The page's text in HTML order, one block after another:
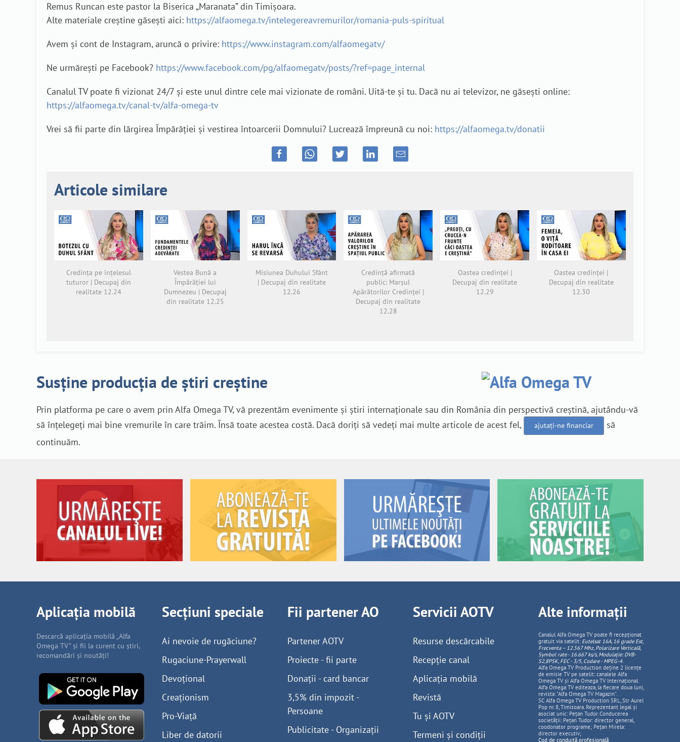
Remus Runcan este pastor la Biserica „Maranata” din Timișoara.
Alte materiale creștine găsești aici: https://alfaomega.tv/intelegereavremurilor/romania-puls-spiritual
Avem și cont de Instagram, aruncă o privire: https://www.instagram.com/alfaomegatv/
Ne urmărești pe Facebook? https://www.facebook.com/pg/alfaomegatv/posts/?ref=page_internal
Canalul TV poate fi vizionat 24/7 și este unul dintre cele mai vizionate de români. Uită-te și tu. Dacă nu ai televizor, ne găsești online:
https://alfaomega.tv/canal-tv/alfa-omega-tv
Vrei să fii parte din lărgirea Împărăției și vestirea întoarcerii Domnului? Lucrează împreună cu noi: https://alfaomega.tv/donatii
Articole similare
Credința pe înțelesul
tuturor | Decupaj din
realitate 12.24
Vestea Bună a
Împărăției lui
Dumnezeu | Decupaj
din realitate 12.25
Misiunea Duhului Sfânt
| Decupaj din realitate
12.26
Credință afirmată
public: Marșul
Apărătorilor Credinței |
Decupaj din realitate
12.28
Oastea credinței |
Decupaj din realitate
12.29
Oastea credinței |
Decupaj din realitate
12.30
Susține producția de știri creștine
Prin platforma pe care o avem prin Alfa Omega TV, vă prezentăm evenimente și știri internaționale sau din România din perspectivă creștină, ajutându-vă
să înțelegeți mai bine vremurile în care trăim. Însă toate acestea costă. Dacă doriți să vedeți mai multe articole de acest fel,
ajutați-ne financiar
să
continuăm.
Aplicația mobilă
Descarcă aplicația mobilă „Alfa
Omega TV” și fii la curent cu știri,
recomandări și noutăți!
Secțiuni speciale
Ai nevoie de rugăciune?
Rugaciune-Prayerwall
Devoțional
Creaționism
Pro-Viață
Liber de datorii
Fii partener AO
Partener AOTV
Proiecte - fii parte
Donații - card bancar
3,5% din impozit -
Persoane
Publicitate - Organizații
Servicii AOTV
Resurse descărcabile
Recepție canal
Aplicația mobilă
Revistă
Tu și AOTV
Termeni și condiții
Alte informații
Canalul Alfa Omega TV poate fi recepționat
gratuit via satelit: Eutelsat 16A, 16 grade Est,
Frecventa – 12.567 Mhz, PolarizareVerticală,
Symbol rate - 16.667 ks/s, Modulație: DVB-
S2,8PSK, FEC - 3/5, Codare - MPEG-4.
Alfa Omega TV Production deține 2 licențe
de emisie TV pe satelit: canalele Alfa
Omega TV și Alfa Omega TV Internațional.
Alfa Omega TV editeaza, la fiecare doua luni,
revista: "Alfa Omega TV Magazin".
SC Alfa Omega TV Production SRL, Str Aurel
Pop nr. 8, Timisoara. Reprezentant legal și
asociat unic: Pețan Tudor. Conducerea
societății: Pețan Tudor: director general,
coodonator programe; Pețan Mirela:
director executiv;
Cod de conduită profesională